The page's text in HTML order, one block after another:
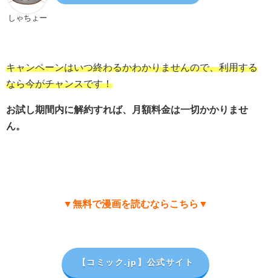
しゃちょー
キャンペーンはいつ終わるかわかりませんので、利用する
なら今がチャンスです！
お試し期間内に解約すれば、月額料金は一切かかりませ
ん。
▼無料で漫画を読むならこちら▼
【コミック.jp 】公式サイト